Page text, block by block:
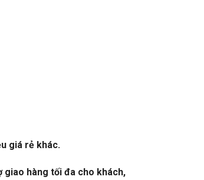
giá rẻ khác.
giao hàng tối đa cho khách,